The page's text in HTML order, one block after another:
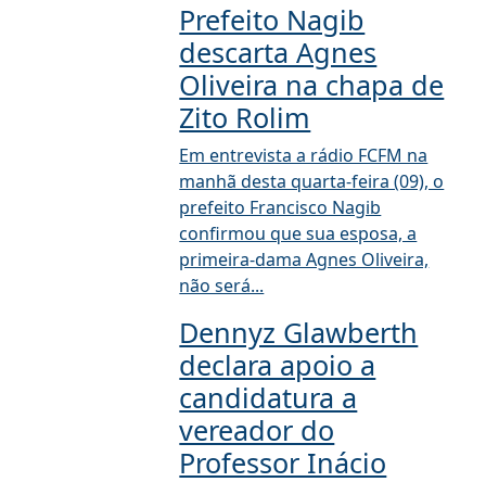
Prefeito Nagib
descarta Agnes
Oliveira na chapa de
Zito Rolim
Em entrevista a rádio FCFM na
manhã desta quarta-feira (09), o
prefeito Francisco Nagib
confirmou que sua esposa, a
primeira-dama Agnes Oliveira,
não será...
Dennyz Glawberth
declara apoio a
candidatura a
vereador do
Professor Inácio